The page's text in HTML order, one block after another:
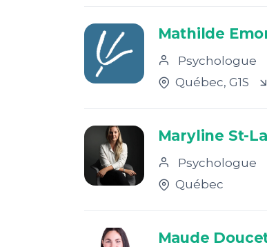
Mathilde
Psychologue
Québec, G1S
Maryline St-
Psychologue
Québec
Maude